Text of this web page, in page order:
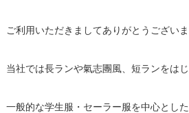
ご利用いただきましてありがとうございま
当社では長ランや氣志團風、短ランをは
一般的な学生服・セーラー服を中心とし